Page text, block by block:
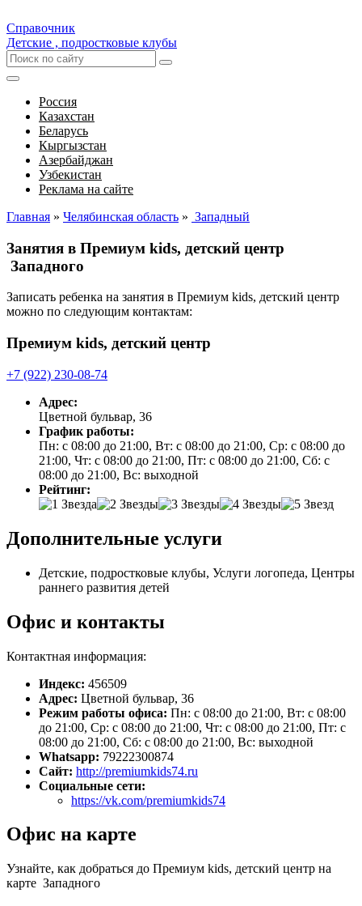
Справочник
Детские , подростковые клубы
Россия
Казахстан
Беларусь
Кыргызстан
Азербайджан
Узбекистан
Реклама на сайте
Главная » Челябинская область » Западный
Занятия в Премиум kids, детский центр
Западного
Записать ребенка на занятия в Премиум kids, детский центр
можно по следующим контактам:
Премиум kids, детский центр
+7 (922) 230-08-74
Адрес:
Цветной бульвар, 36
График работы:
Пн: с 08:00 до 21:00, Вт: с 08:00 до 21:00, Ср: с 08:00 до
21:00, Чт: с 08:00 до 21:00, Пт: с 08:00 до 21:00, Сб: с
08:00 до 21:00, Вс: выходной
Рейтинг:
Дополнительные услуги
Детские, подростковые клубы, Услуги логопеда, Центры
раннего развития детей
Офис и контакты
Контактная информация:
Индекс: 456509
Адрес: Цветной бульвар, 36
Режим работы офиса: Пн: с 08:00 до 21:00, Вт: с 08:00
до 21:00, Ср: с 08:00 до 21:00, Чт: с 08:00 до 21:00, Пт: с
08:00 до 21:00, Сб: с 08:00 до 21:00, Вс: выходной
Whatsapp: 79222300874
Сайт: http://premiumkids74.ru
Социальные сети:
https://vk.com/premiumkids74
Офис на карте
Узнайте, как добраться до Премиум kids, детский центр на
карте Западного